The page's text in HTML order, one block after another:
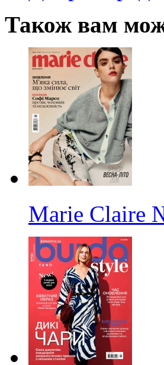
Також вам
Marie Claire